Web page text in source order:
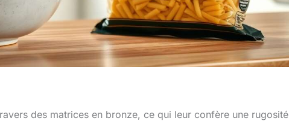
des matrices en bronze, ce qui leur confère une rugosité